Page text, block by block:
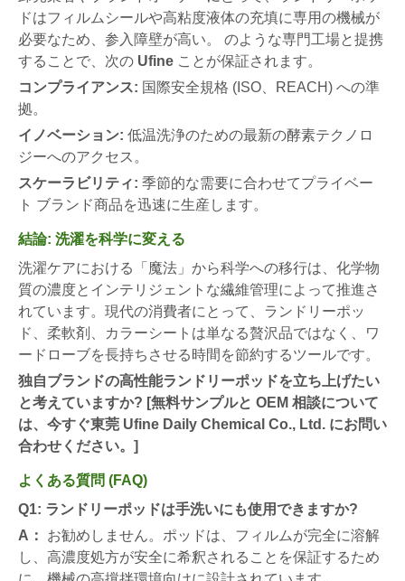
ドはフィルムシールや高粘度液体の充填に専用の機械が
必要なため、参入障壁が高い。 のような専門工場と提携
することで、次の Ufine ことが保証されます。
コンプライアンス: 国際安全規格 (ISO、REACH) への準
拠。
イノベーション: 低温洗浄のための最新の酵素テクノロ
ジーへのアクセス。
スケーラビリティ: 季節的な需要に合わせてプライベー
ト ブランド商品を迅速に生産します。
結論: 洗濯を科学に変える
洗濯ケアにおける「魔法」から科学への移行は、化学物
質の濃度とインテリジェントな繊維管理によって推進さ
れています。現代の消費者にとって、ランドリーポッ
ド、柔軟剤、カラーシートは単なる贅沢品ではなく、ワ
ードローブを長持ちさせる時間を節約するツールです。
独自ブランドの高性能ランドリーポッドを立ち上げたい
と考えていますか? [無料サンプルと OEM 相談について
は、今すぐ東莞 Ufine Daily Chemical Co., Ltd. にお問い
合わせください。]
よくある質問 (FAQ)
Q1: ランドリーポッドは手洗いにも使用できますか?
A：
お勧めしません。ポッドは、フィルムが完全に溶解
し、高濃度処方が安全に希釈されることを保証するため